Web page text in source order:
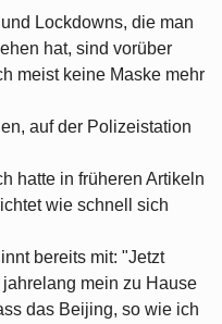
Lockdowns, die man
hat, sind vorüber
meist keine Maske mehr
auf der Polizeistation
hatte in früheren Artikeln
wie schnell sich
bereits mit: "Jetzt
mein zu Hause
das Beijing, so wie ich